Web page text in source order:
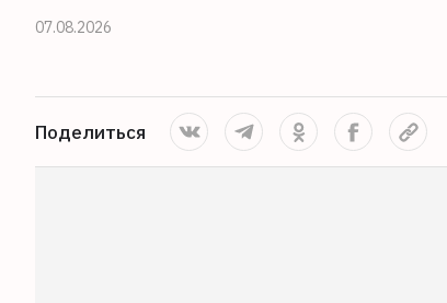
07.08.2026
Поделиться